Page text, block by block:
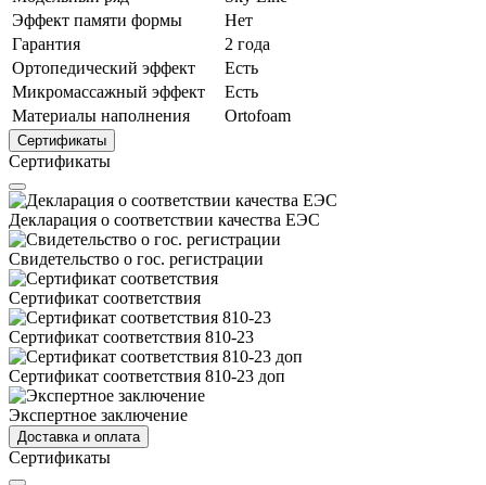
Эффект памяти формы
Нет
Гарантия
2 года
Ортопедический эффект
Есть
Микромассажный эффект
Есть
Материалы наполнения
Ortofoam
Сертификаты
Сертификаты
Декларация о соответствии качества ЕЭС
Свидетельство о гос. регистрации
Сертификат соответствия
Сертификат соответствия 810-23
Сертификат соответствия 810-23 доп
Экспертное заключение
Доставка и оплата
Сертификаты